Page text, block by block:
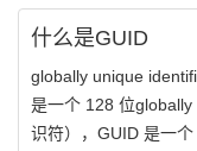
什么是GUID
globally unique
是一个 128 位
识符），GUID 是一